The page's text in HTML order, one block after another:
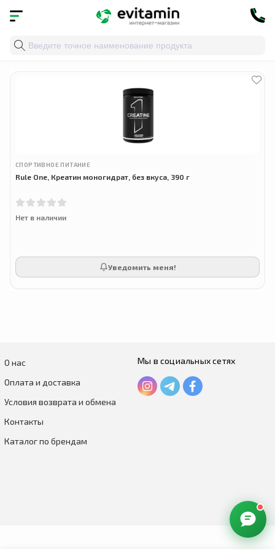
Главная » rule 1 creatine
СПОРТИВНОЕ ПИТАНИЕ
Rule One, Креатин моногидрат, без вкуса, 390 г
Нет в наличии
Уведомить меня!
О нас
Оплата и доставка
Условия возврата и обмена
Контакты
Каталог по брендам
Мы в социальных сетях